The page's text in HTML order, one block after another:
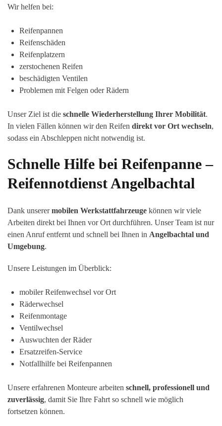
Wir helfen bei:
Reifenpannen
Reifenschäden
Reifenplatzern
zerstochenen Reifen
beschädigten Ventilen
Problemen mit Felgen oder Rädern
Unser Ziel ist die schnelle Wiederherstellung Ihrer Mobilität.
In vielen Fällen können wir den Reifen direkt vor Ort wechseln,
sodass ein Abschleppen nicht notwendig ist.
Schnelle Hilfe bei Reifenpanne –
ReifennotdienstAngelbachtal
Dank unserermobilen Werkstattfahrzeuge können wir viele
Arbeiten direkt bei Ihnen vor Ort durchführen. Unser Team ist nur
einen Anruf entfernt und schnell bei Ihnen in Angelbachtal und
Umgebung.
Unsere Leistungen im Überblick:
mobiler Reifenwechsel vor Ort
Räderwechsel
Reifenmontage
Ventilwechsel
Auswuchten der Räder
Ersatzreifen-Service
Notfallhilfe bei Reifenpannen
Unsere erfahrenen Monteure arbeiten schnell, professionell und
zuverlässig, damit Sie Ihre Fahrt so schnell wie möglich
fortsetzen können.